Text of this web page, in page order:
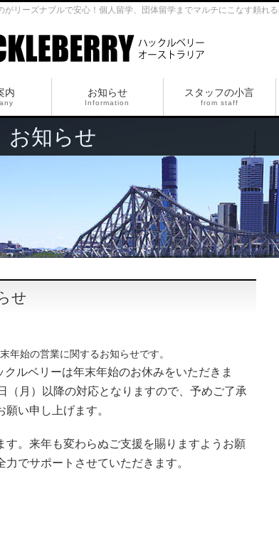
リーズナブルで安心！個人留学、団体留学までマルチにこなす頼れ
内 お知らせ
Information
スタッフの小言
from staff
お知らせ
せ
年始の営業に関するお知らせです。
ルベリーは年末年始のお休みをいただきま
月）以降の対応となりますので、予めご了承
い申し上げます。
。来年も変わらぬご支援を賜りますようお願
でサポートさせていただきます。